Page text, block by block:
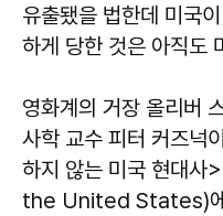
유출됐을 법한데 미국
하게 당한 것은 아직도
영화계의 거장 올리버
사학 교수 피터 커즈넉
하지 않는 미국 현대
the United States)에